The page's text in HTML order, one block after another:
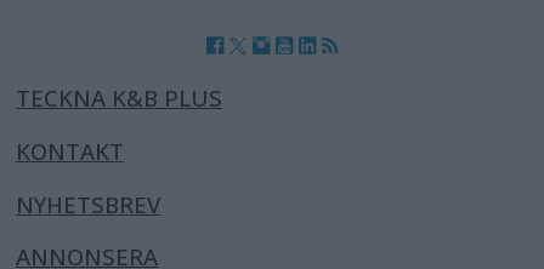
TECKNA K&B PLUS
KONTAKT
NYHETSBREV
ANNONSERA